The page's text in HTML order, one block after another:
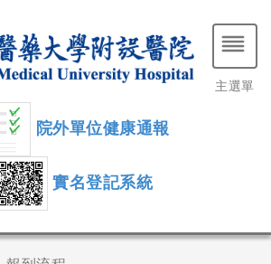
院外單位健康通報
實名登記系統
主選單